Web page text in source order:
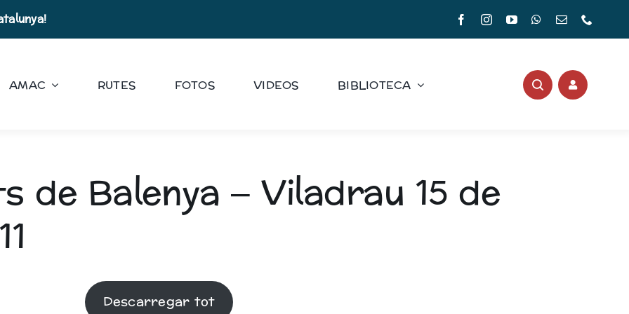
AMAC RUTES FOTOS VIDEOS BIBLIOTECA
de Balenya – Viladrau 15 de
Descarregar tot